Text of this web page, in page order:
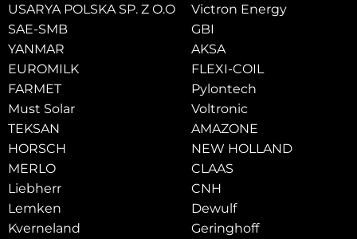
USARYA POLSKA SP. Z O.O
SAE-SMB
YANMAR
EUROMILK
FARMET
Must Solar
TEKSAN
HORSCH
MERLO
Liebherr
Lemken
Kverneland
Victron Energy
GBI
AKSA
FLEXI-COIL
Pylontech
Voltronic
AMAZONE
NEW HOLLAND
CLAAS
CNH
Dewulf
Geringhoff